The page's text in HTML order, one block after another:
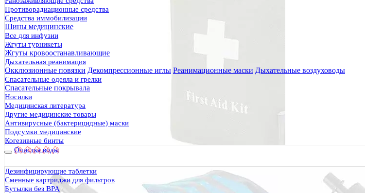
Противорадиационные средства
Средства иммобилизации
Шины медицинские
Все для инфузии
Жгуты турникеты
Жгуты кровоостанавливающие
Дыхательная реанимация
Окклюзионные повязки Декомпрессионные иглы Реанимационные маски Дыхательные воздуховоды
Спасательные одеяла и грелки
Спасательные покрывала
Носилки
Медицинская литература
Другие медицинские товары
Антивирусные (бактерицидные) маски
Подсумки медицинские
Когезивные бинты
Очистка воды
Дезинфицирующие таблетки
Сменные картриджи для фильтров
Бутылки без BPA